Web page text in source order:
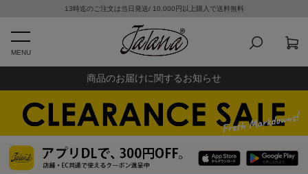
13時迄のご注文は当日発送/ 10,000円以上購入で送料無料
MENU
商品のお届けに関するお知らせ